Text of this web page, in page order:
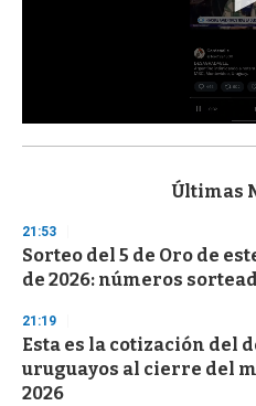
s
d
s
o
f
3
s
c
o
Últimas
21:53
Sorteo del 5 de Oro de
de 2026: números
21:19
Esta es la cotización del
uruguayos al cierre del
2026